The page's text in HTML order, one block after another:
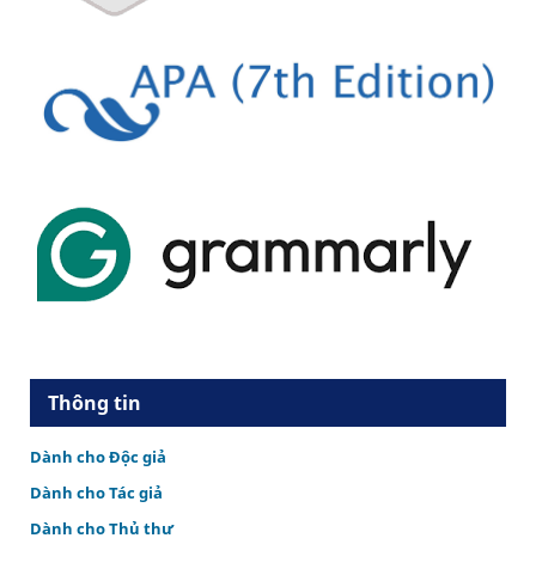
Thông tin
Dành cho Độc giả
Dành cho Tác giả
Dành cho Thủ thư